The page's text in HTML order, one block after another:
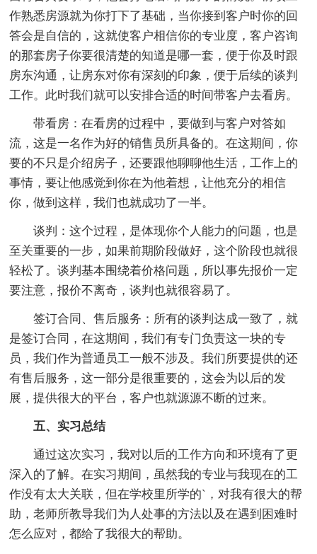
作熟悉房源就为你打下了基础，当你接到客户时你的回
答会是自信的，这就使客户相信你的专业度，客户咨询
的那套房子你要很清楚的知道是哪一套，便于你及时跟
房东沟通，让房东对你有深刻的印象，便于后续的谈判
工作。此时我们就可以安排合适的时间带客户去看房。
带看房：在看房的过程中，要做到与客户对答如
流，这是一名作为好的销售员所具备的。在这期间，你
要的不只是介绍房子，还要跟他聊聊他生活，工作上的
事情，要让他感觉到你在为他着想，让他充分的相信
你，做到这样，我们也就成功了一半。
谈判：这个过程，是体现你个人能力的问题，也是
至关重要的一步，如果前期阶段做好，这个阶段也就很
轻松了。谈判基本围绕着价格问题，所以事先报价一定
要注意，报价不离奇，谈判也就很容易了。
签订合同、售后服务：所有的谈判达成一致了，就
是签订合同，在这期间，我们有专门负责这一块的专
员，我们作为普通员工一般不涉及。我们所要提供的还
有售后服务，这一部分是很重要的，这会为以后的发
展，提供很大的平台，客户也就源源不断的过来。
五、实习总结
通过这次实习，我对以后的工作方向和环境有了更
深入的了解。在实习期间，虽然我的专业与我现在的工
作没有太大关联，但在学校里所学的`，对我有很大的帮
助，老师所教导我们为人处事的方法以及在遇到困难时
怎么应对，都给了我很大的帮助。